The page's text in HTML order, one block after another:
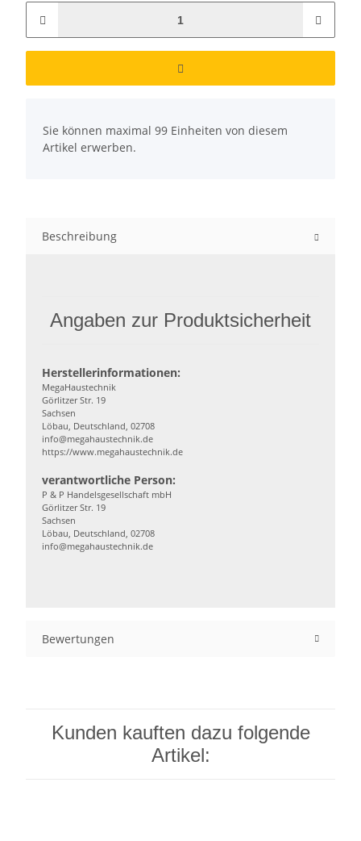
Sie können maximal 99 Einheiten von diesem
Artikel erwerben.
Beschreibung
Angaben zur Produktsicherheit
Herstellerinformationen:
MegaHaustechnik
Görlitzer Str. 19
Sachsen
Löbau, Deutschland, 02708
info@megahaustechnik.de
https://www.megahaustechnik.de
verantwortliche Person:
P & P Handelsgesellschaft mbH
Görlitzer Str. 19
Sachsen
Löbau, Deutschland, 02708
info@megahaustechnik.de
Bewertungen
Kunden kauften dazu folgende
Artikel: